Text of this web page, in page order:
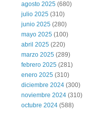
agosto 2025 (680)
julio 2025 (310)
junio 2025 (280)
mayo 2025 (100)
abril 2025 (220)
marzo 2025 (289)
febrero 2025 (281)
enero 2025 (310)
diciembre 2024 (300)
noviembre 2024 (310)
octubre 2024 (588)